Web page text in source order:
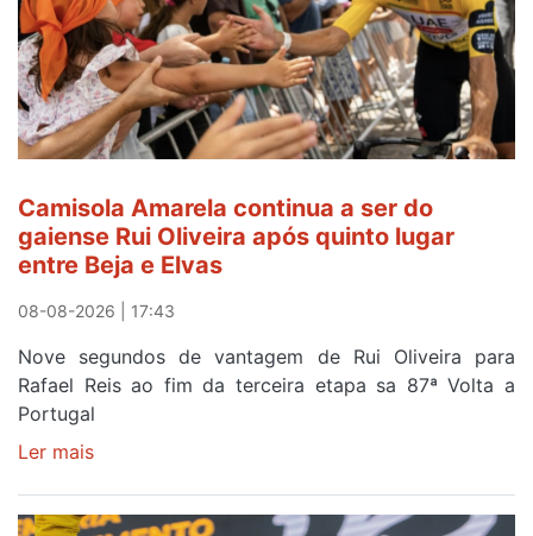
Camisola Amarela continua a ser do
gaiense Rui Oliveira após quinto lugar
entre Beja e Elvas
08-08-2026 | 17:43
Nove segundos de vantagem de Rui Oliveira para
Rafael Reis ao fim da terceira etapa sa 87ª Volta a
Portugal
Ler mais